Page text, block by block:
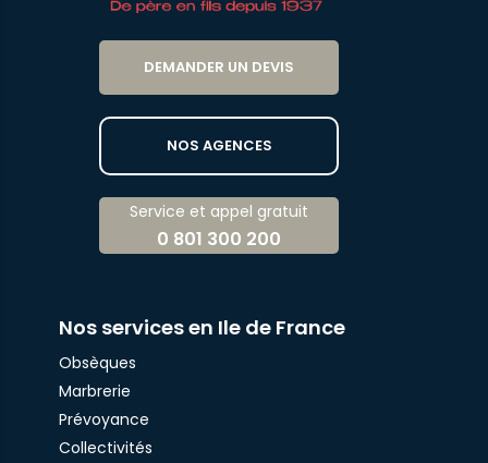
DEMANDER UN DEVIS
NOS AGENCES
Service et appel gratuit
0 801 300 200
Nos services en Ile de France
Obsèques
Marbrerie
Prévoyance
Collectivités